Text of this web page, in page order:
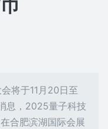
将于11月20日至
息，2025量子科技
合肥滨湖国际会展